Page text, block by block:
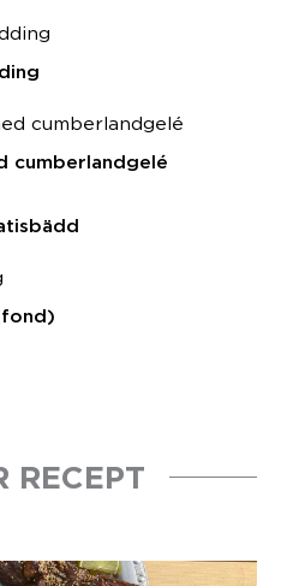
cumberlandgelé
RECEPT